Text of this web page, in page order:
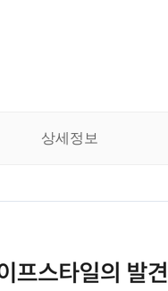
상세정보